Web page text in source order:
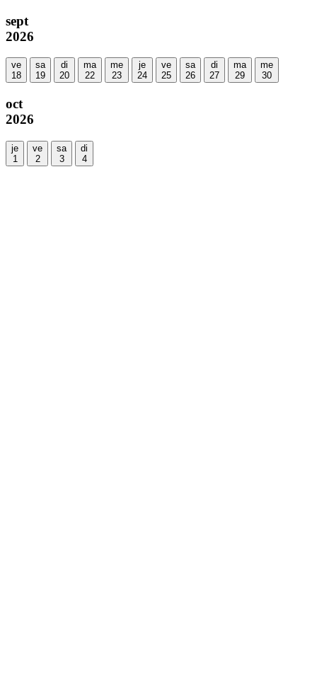
sept
2026
ve
18
sa
19
di
20
ma
22
me
23
je
24
ve
25
sa
26
di
27
ma
29
me
30
oct
2026
je
1
ve
2
sa
3
di
4